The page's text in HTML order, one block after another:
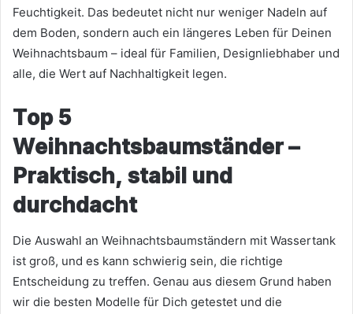
Feuchtigkeit. Das bedeutet nicht nur weniger Nadeln auf
dem Boden, sondern auch ein längeres Leben für Deinen
Weihnachtsbaum – ideal für Familien, Designliebhaber und
alle, die Wert auf Nachhaltigkeit legen.
Top 5
Weihnachtsbaumständer –
Praktisch, stabil und
durchdacht
Die Auswahl an Weihnachtsbaumständern mit Wassertank
ist groß, und es kann schwierig sein, die richtige
Entscheidung zu treffen. Genau aus diesem Grund haben
wir die besten Modelle für Dich getestet und die